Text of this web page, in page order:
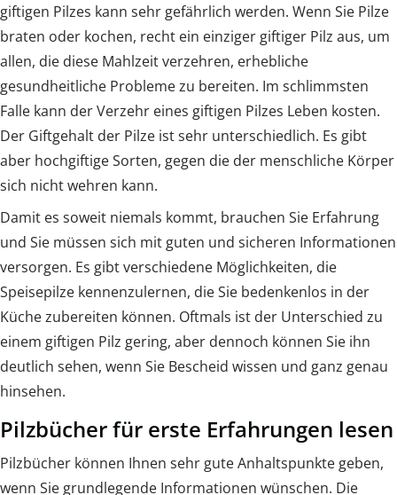
giftigen Pilzes kann sehr gefährlich werden. Wenn Sie Pilze
braten oder kochen, recht ein einziger giftiger Pilz aus, um
allen, die diese Mahlzeit verzehren, erhebliche
gesundheitliche Probleme zu bereiten. Im schlimmsten
Falle kann der Verzehr eines giftigen Pilzes Leben kosten.
Der Giftgehalt der Pilze ist sehr unterschiedlich. Es gibt
aber hochgiftige Sorten, gegen die der menschliche Körper
sich nicht wehren kann.
Damit es soweit niemals kommt, brauchen Sie Erfahrung
und Sie müssen sich mit guten und sicheren Informationen
versorgen. Es gibt verschiedene Möglichkeiten, die
Speisepilze kennenzulernen, die Sie bedenkenlos in der
Küche zubereiten können. Oftmals ist der Unterschied zu
einem giftigen Pilz gering, aber dennoch können Sie ihn
deutlich sehen, wenn Sie Bescheid wissen und ganz genau
hinsehen.
Pilzbücher für erste Erfahrungen lesen
Pilzbücher können Ihnen sehr gute Anhaltspunkte geben,
wenn Sie grundlegende Informationen wünschen. Die